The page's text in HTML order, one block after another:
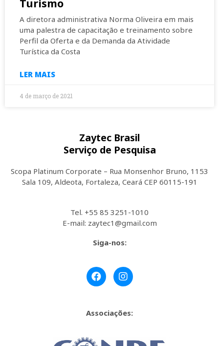
Turismo
A diretora administrativa Norma Oliveira em mais
uma palestra de capacitação e treinamento sobre
Perfil da Oferta e da Demanda da Atividade
Turística da Costa
LER MAIS
4 de março de 2021
Zaytec Brasil
Serviço de Pesquisa
Scopa Platinum Corporate – Rua Monsenhor Bruno, 1153
Sala 109, Aldeota, Fortaleza, Ceará CEP 60115-191
Tel. +55 85 3251-1010
E-mail: zaytec1@gmail.com
Siga-nos:
Associações: